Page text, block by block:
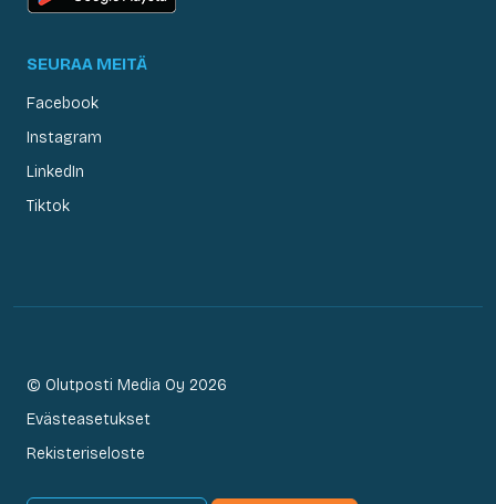
SEURAA MEITÄ
Facebook
Instagram
LinkedIn
Tiktok
© Olutposti Media Oy 2026
Evästeasetukset
Rekisteriseloste